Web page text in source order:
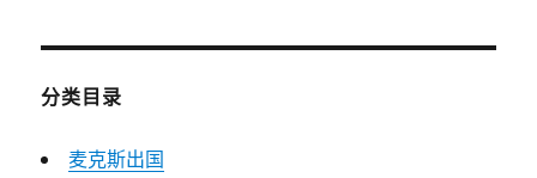
分类目录
麦克斯出国